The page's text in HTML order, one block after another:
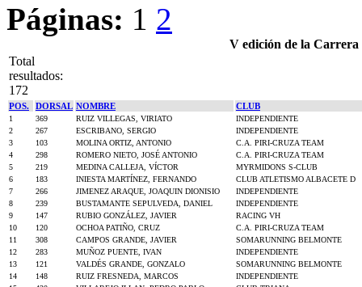
Páginas: 1 2
V edición de la Carrera
Total
resultados:
172
POS. DORSAL NOMBRE CLUB
1 369 RUIZ VILLEGAS, VIRIATO
INDEPENDIENTE
2
267 ESCRIBANO, SERGIO
INDEPENDIENTE
3
103 MOLINA ORTIZ, ANTONIO
C.A. PIRI-CRUZA TEAM
4
298 ROMERO NIETO, JOSÉ ANTONIO
C.A. PIRI-CRUZA TEAM
5
219 MEDINA CALLEJA, VÍCTOR
MYRMIDONS S-CLUB
6
183 INIESTA MARTÍNEZ, FERNANDO
CLUB ATLETISMO ALBACETE D
7
266 JIMENEZ ARAQUE, JOAQUIN DIONISIO
INDEPENDIENTE
8
239 BUSTAMANTE SEPULVEDA, DANIEL
INDEPENDIENTE
9
147 RUBIO GONZÁLEZ, JAVIER
RACING VH
10
120 OCHOA PATIÑO, CRUZ
C.A. PIRI-CRUZA TEAM
11
308 CAMPOS GRANDE, JAVIER
SOMARUNNING BELMONTE
12
283 MUÑOZ PUENTE, IVAN
INDEPENDIENTE
13
121 VALDÉS GRANDE, GONZALO
SOMARUNNING BELMONTE
14
148 RUIZ FRESNEDA, MARCOS
INDEPENDIENTE